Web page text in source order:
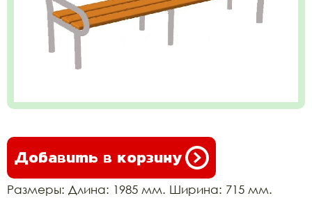
Добавить в корзину
Размеры: Длина: 1985 мм. Ширина: 715 мм.